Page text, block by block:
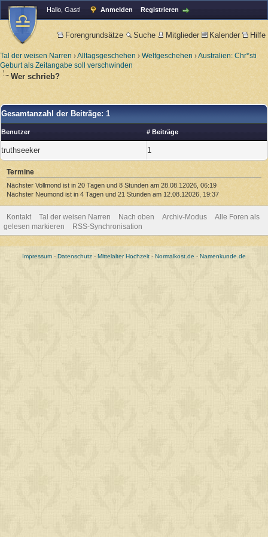
Hallo, Gast! Anmelden Registrieren
Forengrundsätze Suche Mitglieder Kalender Hilfe
Tal der weisen Narren ›Alltagsgeschehen › Weltgeschehen ›Australien: Chr*sti
Geburt als Zeitangabe soll verschwinden
Wer schrieb?
Gesamtanzahl der Beiträge: 1
Benutzer # Beiträge
truthseeker 1
Termine
Nächster Vollmond ist in 20 Tagen und 8 Stunden am 28.08.12026, 06:19
Nächster Neumond ist in 4 Tagen und 21 Stunden am 12.08.12026, 19:37
Kontakt Tal der weisen Narren Nach oben Archiv-Modus
Alle Foren als
gelesen markieren
RSS-Synchronisation
Impressum - Datenschutz - Mittelalter Hochzeit - Normalkost.de - Namenkunde.de